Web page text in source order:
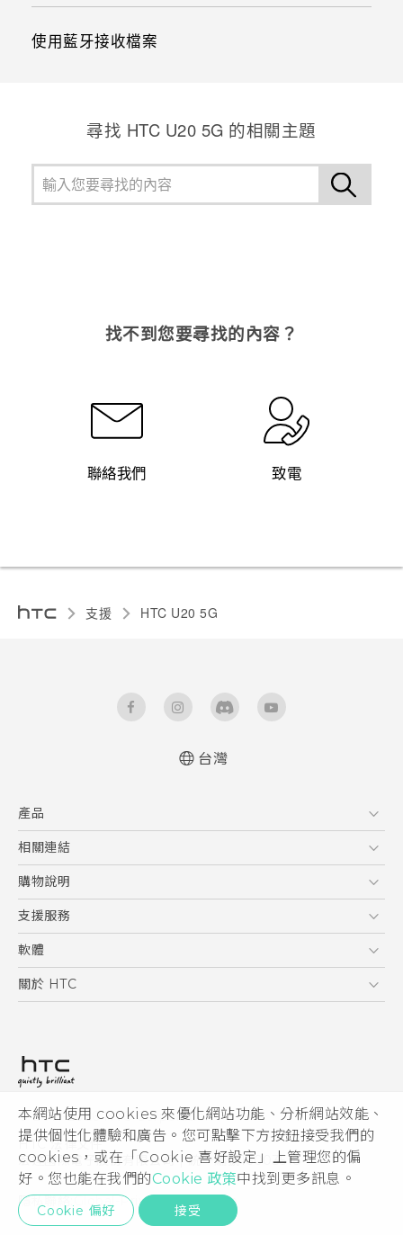
本網站使用 cookies 來優化網站功能、分析網站效能、
提供個性化體驗和廣告。您可點擊下方按鈕接受我們的
cookies，或在「Cookie 喜好設定」上管理您的偏
好。您也能在我們的Cookie 政策中找到更多訊息。
Cookie 偏好 接受
使用藍牙接收檔案
尋找 ‎HTC U20 5G 的相關主題
找不到您要尋找的內容？
聯絡我們 致電
支援 ‎HTC U20 5G‎
User manual
台灣
產品
5G
智慧型手機
配件
相關連結
HTC Research
購物說明
購物須知
訂單管理
付款方式
支援服務
到府收送維修服務
服務中心資訊
客戶服務佈告欄
軟體
應用程式
HTC Sync Manager
關於 HTC
投資人
隱私權政策
產品安全性
Cookie
Security and Privacy Whitepaper
© 2011-2026 HTC Corporation
HTC 法律文件
宏達國際電子股份有限公司 | 統一編號16003518
隱私聯絡: Global-Privacy@htc.com